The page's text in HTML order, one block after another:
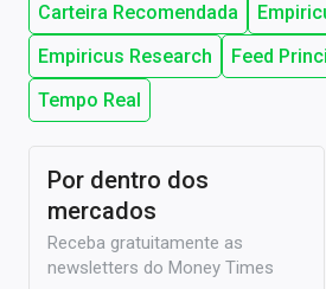
Carteira Recomendada
Empiricus Research
Feed
Tempo Real
Por dentro dos
mercados
Receba gratuitamente as
newsletters do Money Times